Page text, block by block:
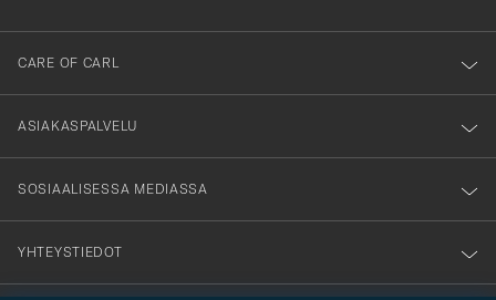
dig
till
vårt
nyhetsbrev!
CARE OF CARL
ASIAKASPALVELU
SOSIAALISESSA MEDIASSA
YHTEYSTIEDOT